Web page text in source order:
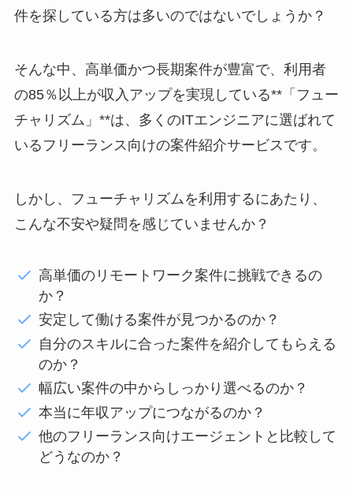
件を探している方は多いのではないでしょうか？
そんな中、高単価かつ長期案件が豊富で、利用者
の85％以上が収入アップを実現している**「フュー
チャリズム」**は、多くのITエンジニアに選ばれて
いるフリーランス向けの案件紹介サービスです。
しかし、フューチャリズムを利用するにあたり、
こんな不安や疑問を感じていませんか？
高単価のリモートワーク案件に挑戦できるの
か？
安定して働ける案件が見つかるのか？
自分のスキルに合った案件を紹介してもらえる
のか？
幅広い案件の中からしっかり選べるのか？
本当に年収アップにつながるのか？
他のフリーランス向けエージェントと比較して
どうなのか？